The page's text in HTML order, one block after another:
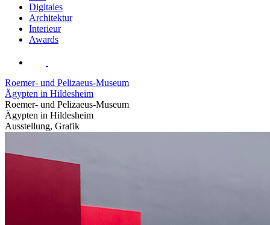
Digitales
Architektur
Interieur
Awards
Roemer- und Pelizaeus-Museum
Ägypten in Hildesheim
Roemer- und Pelizaeus-Museum
Ägypten in Hildesheim
Ausstellung, Grafik